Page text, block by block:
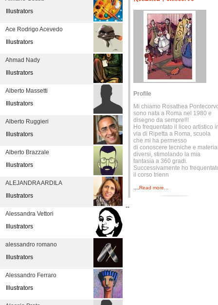
Illustrators
Ace Rodrigo Acevedo
Illustrators
Ahmad Nady
Illustrators
Alberto Massetti
Illustrators
Alberto Ruggieri
Illustrators
Alberto Brazzale
Illustrators
ALEJANDRA ARDILA
Illustrators
Alessandra Vettori
Illustrators
alessandro romano
Illustrators
Alessandro Ferraro
Illustrators
Profile
Mi chiamo Rosathea
sono nata a Roma nel 1980 e
disegno da sempre!!!
Ho frequentato il liceo artistico
via di Ripetta a Roma, scuola
che mi ha permesso
di conoscere tecniche e
diversi, stimolando la mia
fantasia a 360 gradi.
Successivamente ho
il corso trienn
....Read more...
--